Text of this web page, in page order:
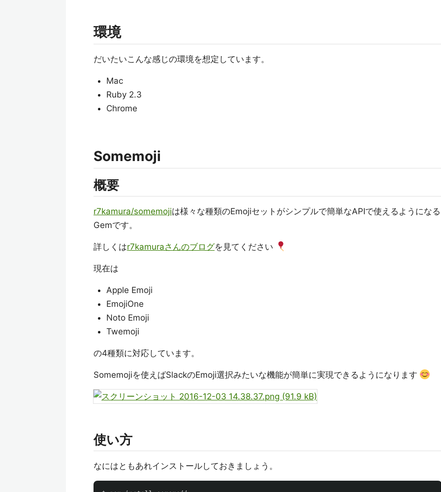
環境
だいたいこんな感じの環境を想定しています。
Mac
Ruby 2.3
Chrome
Somemoji
概要
r7kamura/somemojiは様々な種類のEmojiセットがシンプルで簡単なAPIで使えるようになる
Gemです。
詳しくはr7kamuraさんのブログを見てください
現在は
Apple Emoji
EmojiOne
Noto Emoji
Twemoji
の4種類に対応しています。
Somemojiを使えばSlackのEmoji選択みたいな機能が簡単に実現できるようになります
使い方
なにはともあれインストールしておきましょう。